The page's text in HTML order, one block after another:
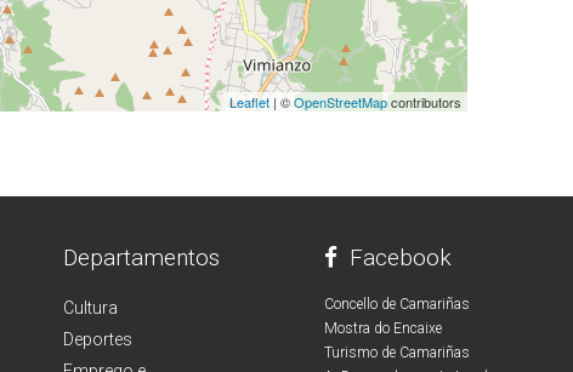
Leaflet | ©OpenStreetMapcontributors
Departamentos
Cultura
Deportes
Facebook
Concello de Camariñas
Mostra do Encaixe
Turismo de Camariñas